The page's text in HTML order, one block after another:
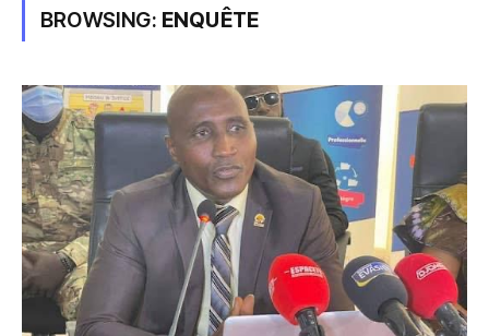
BROWSING: ENQUÊTE